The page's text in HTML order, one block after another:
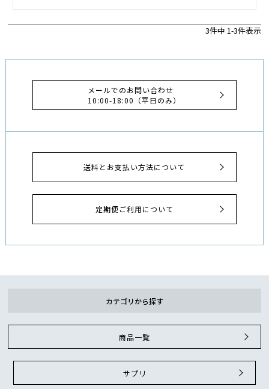
3件中 1-3件表示
メールでのお問い合わせ
10:00-18:00（平日のみ）
送料とお支払い方法について
定期便ご利用について
カテゴリから探す
商品一覧
サプリ